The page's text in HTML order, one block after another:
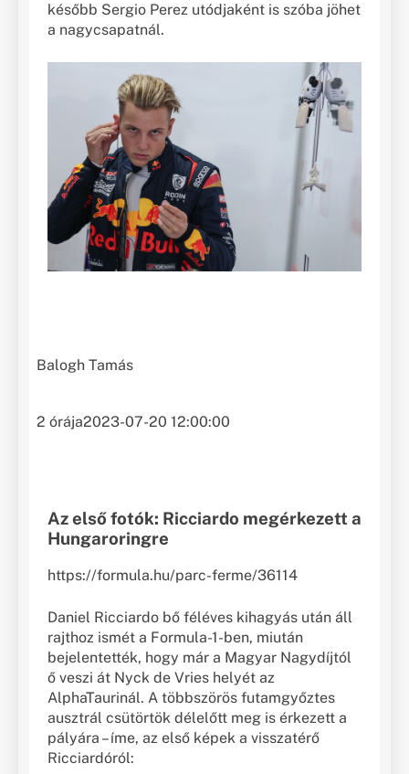
később Sergio Perez utódjaként is szóba jöhet
a nagycsapatnál.
Balogh Tamás
2 órája2023-07-20 12:00:00
Az első fotók: Ricciardo megérkezett a
Hungaroringre
https://formula.hu/parc-ferme/36114
Daniel Ricciardo bő féléves kihagyás után áll
rajthoz ismét a Formula-1-ben, miután
bejelentették, hogy már a Magyar Nagydíjtól
ő veszi át Nyck de Vries helyét az
AlphaTaurinál. A többszörös futamgyőztes
ausztrál csütörtök délelőtt meg is érkezett a
pályára – íme, az első képek a visszatérő
Ricciardóról: